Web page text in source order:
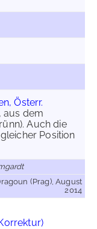
Österr.
aus dem
Auch die
Position
(Prag), August
2014